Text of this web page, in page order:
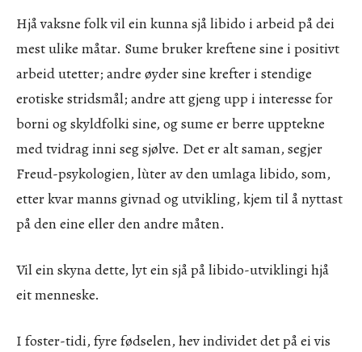
Hjå vaksne folk vil ein kunna sjå libido i arbeid på dei
mest ulike måtar. Sume bruker kreftene sine i positivt
arbeid utetter; andre øyder sine krefter i stendige
erotiske stridsmål; andre att gjeng upp i interesse for
borni og skyldfolki sine, og sume er berre upptekne
med tvidrag inni seg sjølve. Det er alt saman, segjer
Freud-psykologien, lùter av den umlaga libido, som,
etter kvar manns givnad og utvikling, kjem til å nyttast
på den eine eller den andre måten.
Vil ein skyna dette, lyt ein sjå på libido-utviklingi hjå
eit menneske.
I foster-tidi, fyre fødselen, hev individet det på ei vis